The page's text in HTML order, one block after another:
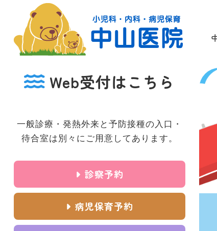
Web受付はこちら
一般診療・発熱外来と予防接種の入口・
待合室は別々にご用意してあります。
診察予約
病児保育予約